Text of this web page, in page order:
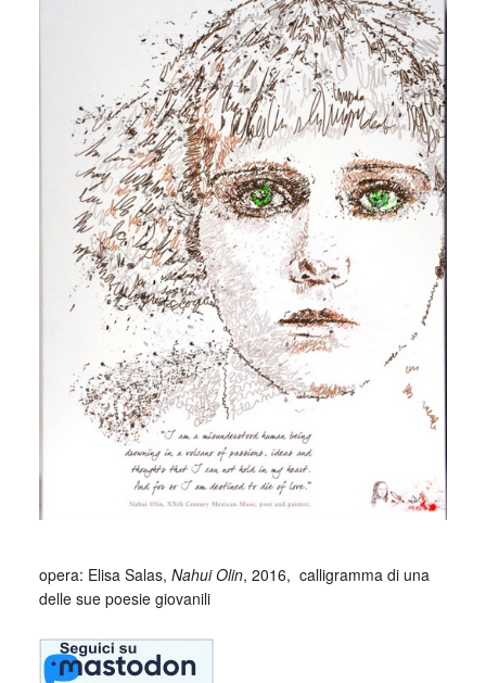
opera: Elisa Salas, Nahui Olin, 2016, calligramma di una
delle sue poesie giovanili